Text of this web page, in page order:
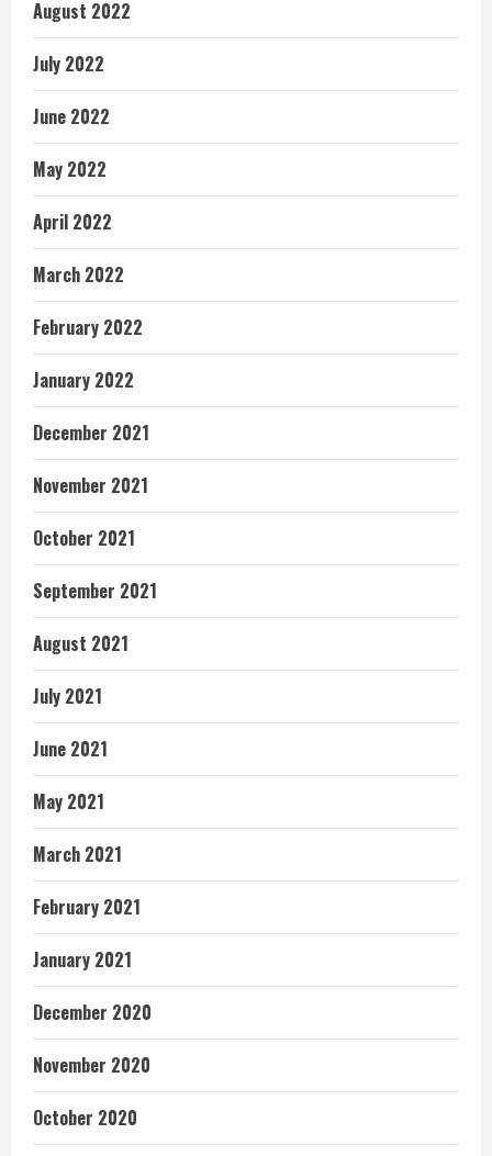
August 2022
July 2022
June 2022
May 2022
April 2022
March 2022
February 2022
January 2022
December 2021
November 2021
October 2021
September 2021
August 2021
July 2021
June 2021
May 2021
March 2021
February 2021
January 2021
December 2020
November 2020
October 2020